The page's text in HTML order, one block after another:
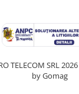
TELECOM SRL 2026
by Gomag